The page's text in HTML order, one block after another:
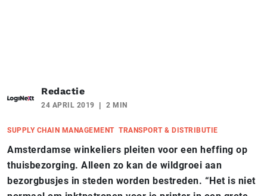
Redactie
24 APRIL 2019 2 MIN
SUPPLY CHAIN MANAGEMENT TRANSPORT & DISTRIBUTIE
Amsterdamse winkeliers pleiten voor een heffing op
thuisbezorging. Alleen zo kan de wildgroei aan
bezorgbusjes in steden worden bestreden. “Het is niet